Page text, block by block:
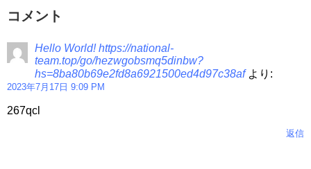
コメント
Hello World! https://national-
team.top/go/hezwgobsmq5dinbw?
hs=8ba80b69e2fd8a6921500ed4d97c38af より:
2023年7月17日 9:09 PM
267qcl
返信